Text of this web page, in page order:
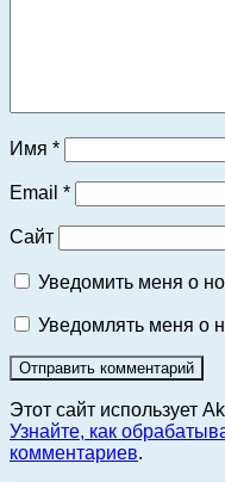
Имя *
Email *
Сайт
Уведомить меня о
Уведомлять меня о
Этот сайт использует
Узнайте, как
комментариев.